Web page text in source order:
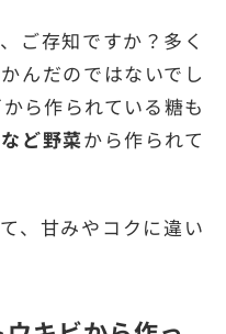
ご存知ですか？多く
んだのではないでし
から作られている糖も
ど野菜から作られて
、甘みやコクに違い